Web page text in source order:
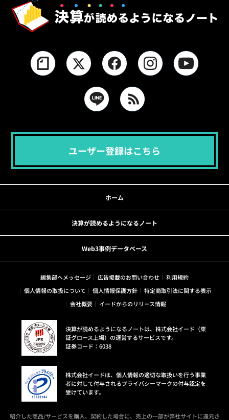
ユーザー登録はこちら
ホーム
決算が読めるようになるノート
Web3事例データベース
編集部へメッセージ 広告掲載のお問い合わせ
利用規約
個人情報の取扱について
個人情報保護方針
特定商取引法に関する表示
会社概要
イードからのリリース情報
決算が読めるようになるノートは、株式会社イード（東
証グロース上場）の運営するサービスです。
証券コード：6038
株式会社イードは、個人情報の適切な取扱いを行う事業
者に対して付与されるプライバシーマークの付与認定を
受けています。
紹介した商品/サービスを購入、契約した場合に、売上の一部が弊社サイトに還元さ